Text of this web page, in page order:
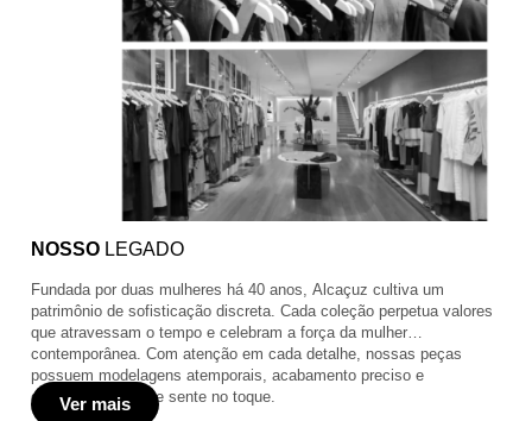
NOSSO LEGADO
Fundada por duas mulheres há 40 anos, Alcaçuz cultiva um
patrimônio de sofisticação discreta. Cada coleção perpetua valores
que atravessam o tempo e celebram a força da mulher
contemporânea. Com atenção em cada detalhe, nossas peças
possuem modelagens atemporais, acabamento preciso e
durabilidade que se sente no toque.
Ver mais